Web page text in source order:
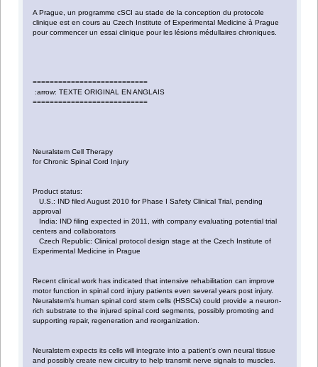
A Prague, un programme cSCI au stade de la conception du protocole
clinique est en cours au Czech Institute of Experimental Medicine à Prague
pour commencer un essai clinique pour les lésions médullaires chroniques.
===========================
:arrow: TEXTE ORIGINAL EN ANGLAIS
===========================
Neuralstem Cell Therapy
for Chronic Spinal Cord Injury
Product status:
U.S.: IND filed August 2010 for Phase I Safety Clinical Trial, pending
approval
India: IND filing expected in 2011, with company evaluating potential trial
centers and collaborators
Czech Republic: Clinical protocol design stage at the Czech Institute of
Experimental Medicine in Prague
Recent clinical work has indicated that intensive rehabilitation can improve
motor function in spinal cord injury patients even several years post injury.
Neuralstem’s human spinal cord stem cells (HSSCs) could provide a neuron-
rich substrate to the injured spinal cord segments, possibly promoting and
supporting repair, regeneration and reorganization.
Neuralstem expects its cells will integrate into a patient’s own neural tissue
and possibly create new circuitry to help transmit nerve signals to muscles.